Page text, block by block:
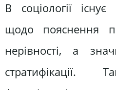
В соціології існує
щодо пояснення
нерівності, а